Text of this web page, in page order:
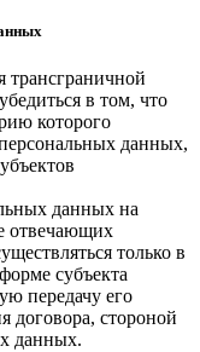
трансграничной
в том, что
которого
данных,
данных на
отвечающих
только в
субъекта
передачу его
договора, стороной
данных.